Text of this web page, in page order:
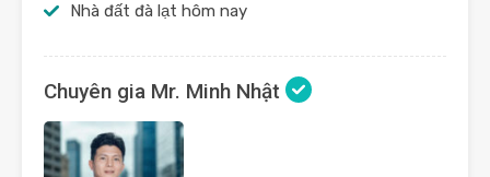
Nhà đất đà lạt hôm nay
Chuyên gia Mr. Minh Nhật